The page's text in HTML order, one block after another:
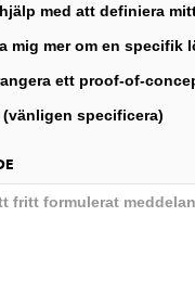
med att definiera
mig mer om en specifik
ett proof-of-
specificera)